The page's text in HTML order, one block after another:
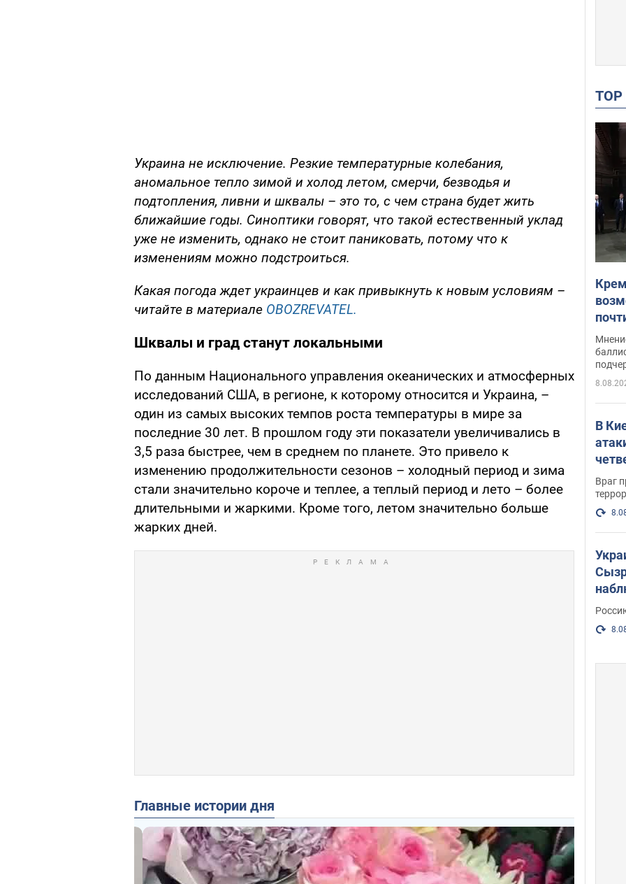
Украина не исключение. Резкие температурные колебания,
аномальное тепло зимой и холод летом, смерчи, безводья и
подтопления, ливни и шквалы – это то, с чем страна будет жить
ближайшие годы. Синоптики говорят, что такой естественный уклад
уже не изменить, однако не стоит паниковать, потому что к
изменениям можно подстроиться.
Какая погода ждет украинцев и как привыкнуть к новым условиям –
читайте в материале OBOZREVATEL.
Шквалы и град станут локальными
По данным Национального управления океанических и атмосферных
исследований США, в регионе, к которому относится и Украина, –
один из самых высоких темпов роста температуры в мире за
последние 30 лет. В прошлом году эти показатели увеличивались в
3,5 раза быстрее, чем в среднем по планете. Это привело к
изменению продолжительности сезонов – холодный период и зима
стали значительно короче и теплее, а теплый период и лето – более
длительными и жаркими. Кроме того, летом значительно больше
жарких дней.
Главные истории дня
В
Враг
Фото